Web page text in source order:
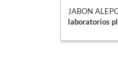
JABON
laboratorios